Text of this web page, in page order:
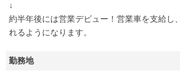
↓
約半年後には営業デビュー！営業車を支給し
れるようになります。
勤務地